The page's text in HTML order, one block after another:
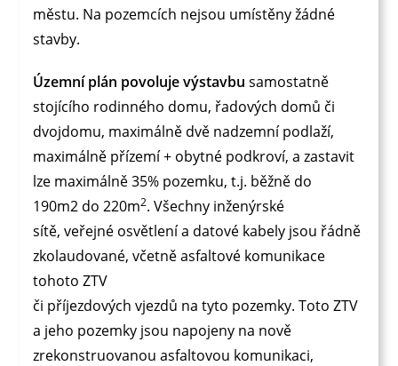
městu. Na pozemcích nejsou umístěny žádné
stavby.
Územní plán povoluje výstavbu samostatně
stojícího rodinného domu, řadových domů či
dvojdomu, maximálně dvě nadzemní podlaží,
maximálně přízemí + obytné podkroví, a zastavit
lze maximálně 35% pozemku, t.j. běžně do
190m2 do 220m2. Všechny inženýrské
sítě, veřejné osvětlení a datové kabely jsou řádně
zkolaudované, včetně asfaltové komunikace
tohoto ZTV
či příjezdových vjezdů na tyto pozemky. Toto ZTV
a jeho pozemky jsou napojeny na nově
zrekonstruovanou asfaltovou komunikaci,